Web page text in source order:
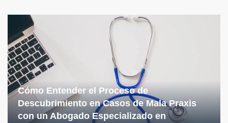
Cómo Entender el Proceso de
Descubrimiento en Casos de Mala Praxis
con un Abogado Especializado en